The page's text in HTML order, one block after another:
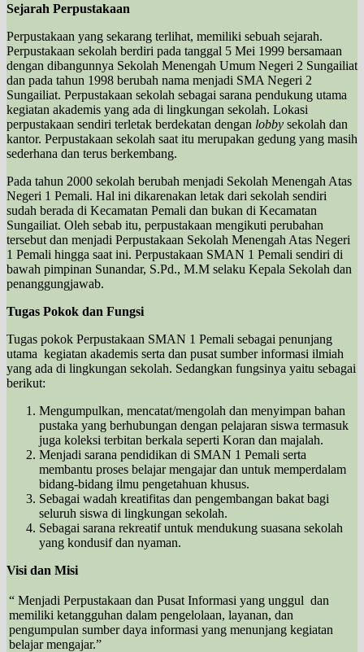
Sejarah Perpustakaan
Perpustakaan yang sekarang terlihat, memiliki sebuah sejarah.
Perpustakaan sekolah berdiri pada tanggal 5 Mei 1999 bersamaan
dengan dibangunnya Sekolah Menengah Umum Negeri 2 Sungailiat
dan pada tahun 1998 berubah nama menjadi SMA Negeri 2
Sungailiat. Perpustakaan sekolah sebagai sarana pendukung utama
kegiatan akademis yang ada di lingkungan sekolah. Lokasi
perpustakaan sendiri terletak berdekatan dengan lobby sekolah dan
kantor. Perpustakaan sekolah saat itu merupakan gedung yang masih
sederhana dan terus berkembang.
Pada tahun 2000 sekolah berubah menjadi Sekolah Menengah Atas
Negeri 1 Pemali. Hal ini dikarenakan letak dari sekolah sendiri
sudah berada di Kecamatan Pemali dan bukan di Kecamatan
Sungailiat. Oleh sebab itu, perpustakaan mengikuti perubahan
tersebut dan menjadi Perpustakaan Sekolah Menengah Atas Negeri
1 Pemali hingga saat ini. Perpustakaan SMAN 1 Pemali sendiri di
bawah pimpinan Sunandar, S.Pd., M.M selaku Kepala Sekolah dan
penanggungjawab.
Tugas Pokok dan Fungsi
Tugas pokok Perpustakaan SMAN 1 Pemali sebagai penunjang
utama kegiatan akademis serta dan pusat sumber informasi ilmiah
yang ada di lingkungan sekolah. Sedangkan fungsinya yaitu sebagai
berikut:
Mengumpulkan, mencatat/mengolah dan menyimpan bahan
pustaka yang berhubungan dengan pelajaran siswa termasuk
juga koleksi terbitan berkala seperti Koran dan majalah.
Menjadi sarana pendidikan di SMAN 1 Pemali serta
membantu proses belajar mengajar dan untuk memperdalam
bidang-bidang ilmu pengetahuan khusus.
Sebagai wadah kreatifitas dan pengembangan bakat bagi
seluruh siswa di lingkungan sekolah.
Sebagai sarana rekreatif untuk mendukung suasana sekolah
yang kondusif dan nyaman.
Visi dan Misi
“ Menjadi Perpustakaan dan Pusat Informasi yang unggul dan
memiliki ketangguhan dalam pengelolaan, layanan, dan
pengumpulan sumber daya informasi yang menunjang kegiatan
belajar mengajar.”